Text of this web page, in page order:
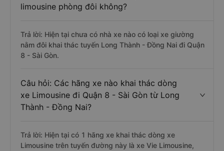
limousine phòng đôi không?
Trả lời: Hiện tại chưa có nhà xe nào có loại xe giường
nằm đôi khai thác tuyến Long Thành - Đồng Nai đi Quận
8 - Sài Gòn.
Câu hỏi: Các hãng xe nào khai thác dòng
xe Limousine đi Quận 8 - Sài Gòn từ Long
Thành - Đồng Nai?
Trả lời: Hiện tại có 1 hãng xe khai thác dòng xe
Limousine trên tuyến đường này là xe Vie Limousine,